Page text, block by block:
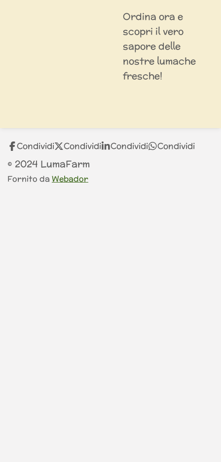
Ordina ora e
scopri il vero
sapore delle
nostre lumache
fresche!
Condividi Condividi Condividi Condividi
© 2024 LumaFarm
Fornito da Webador